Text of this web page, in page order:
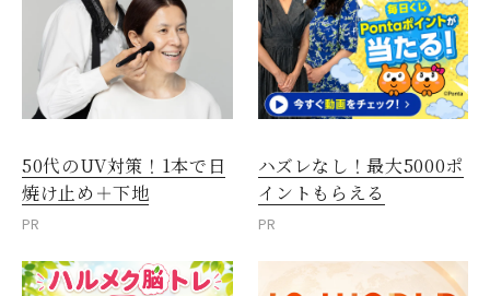
50代のUV対策！1本で日
焼け止め＋下地
PR
ハズレなし！最大5000ポ
イントもらえる
PR